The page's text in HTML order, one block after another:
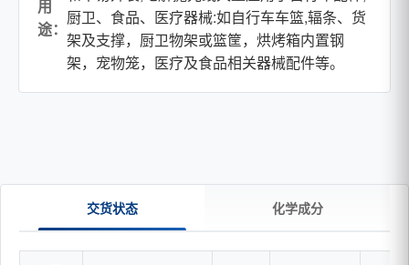
用
途：
厨卫、食品、医疗器械:如自行车车篮,辐条、货
架及支撑，厨卫物架或篮筐，烘烤箱内置钢
架，宠物笼，医疗及食品相关器械配件等。
交货状态 化学成分